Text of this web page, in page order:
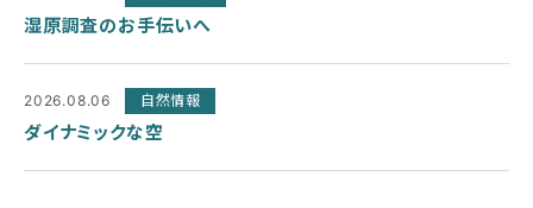
湿原調査のお手伝いへ
2026.08.06 自然情報
ダイナミックな空